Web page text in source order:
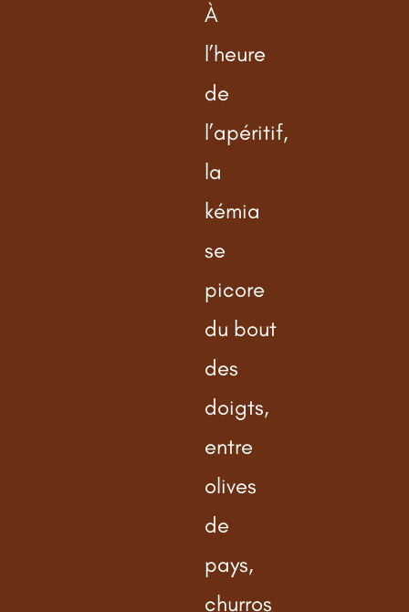
À
l’heure
de
l’apéritif,
la
kémia
se
picore
du bout
des
doigts,
entre
olives
de
pays,
churros